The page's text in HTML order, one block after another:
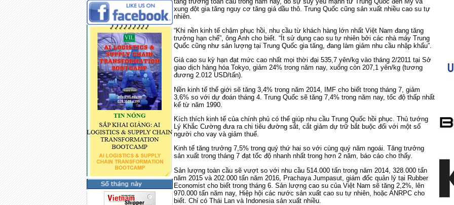
xung đột gia tăng nguy cơ tăng giá dầu thô. Trung Quốc cũng sản xuất nhiều cao su tự
nhiên.
“Khi nền kinh tế chậm phục hồi, nhu cầu từ khách hàng lớn nhất Việt Nam đang tăng
trưởng hạn chế”, ông Anh cho biết. “Ít sử dụng cao su tự nhiên bởi các nhà máy Trung
Quốc cũng như sản lượng tại Trung Quốc gia tăng, đang làm giảm nhu cầu nhập khẩu”.
Giá cao su kỳ hạn đạt mức cao nhất mọi thời đại 535,7 yên/kg vào tháng 2/2011 tại Sở
giao dịch hàng hóa Tokyo, giảm 24% trong năm nay, xuống còn 207,1 yên/kg (tương
đương 2.012 USD/tấn).
Nền kinh tế thế giới sẽ tăng 3,4% trong năm 2014, IMF cho biết trong tháng 7, giảm
3,6% so với dự đoán tháng 4. Trung Quốc sẽ tăng 7,4% trong năm nay, tốc độ thấp nhất
kể từ năm 1990.
Kích thích kinh tế của chính phủ có thể giúp nhu cầu Trung Quốc hồi phục. Thủ tướng
Lý Khắc Cường đưa ra chi tiêu đường sắt, cắt giảm dự trữ bắt buộc đối với một số
người cho vay và giảm thuế.
Kinh tế tăng trưởng 7,5% trong quý thứ hai so với cùng quý năm ngoái. Tăng trưởng
sản xuất trong tháng 7 đạt tốc độ nhanh nhất trong hơn 2 năm, báo cáo cho thấy.
Sản lượng toàn cầu sẽ vượt so với nhu cầu 514.000 tấn trong năm 2014, 328.000 tấn
năm 2015 và 202.000 tấn năm 2016, Prachaya Jumpasut, giám đốc quản lý tại Rubber
Economist cho biết trong tháng 6. Sản lượng cao su của Việt Nam sẽ tăng 2,2%, lên
970.000 tấn năm nay, Hiệp hội các nước sản xuất cao su tự nhiên, hoặc ANRPC cho
biết. Chỉ có Thái Lan và Indonesia sản xuất nhiều.